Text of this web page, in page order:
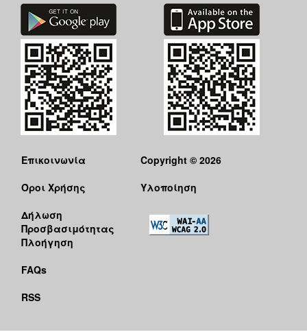
Επικοινωνία
Όροι Χρήσης
Δήλωση
Προσβασιμότητας
Πλοήγηση
FAQs
RSS
Copyright © 2026
Υλοποίηση